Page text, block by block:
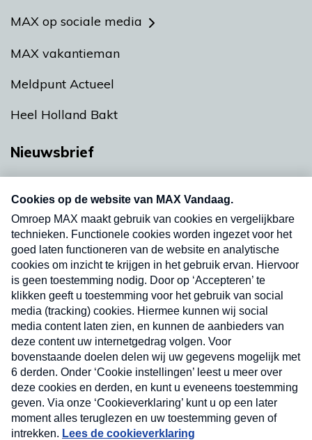
MAX op sociale media
MAX vakantieman
Meldpunt Actueel
Heel Holland Bakt
Nieuwsbrief
nieuwsbrief. Elke vrijdag- en dinsdagochtend in
uw mailbox.
Verzend
Nieuwsbrief
Neem hier een gratis abonnement op onze
nieuwsbrief. Elke vrijdag- en dinsdagochtend in uw